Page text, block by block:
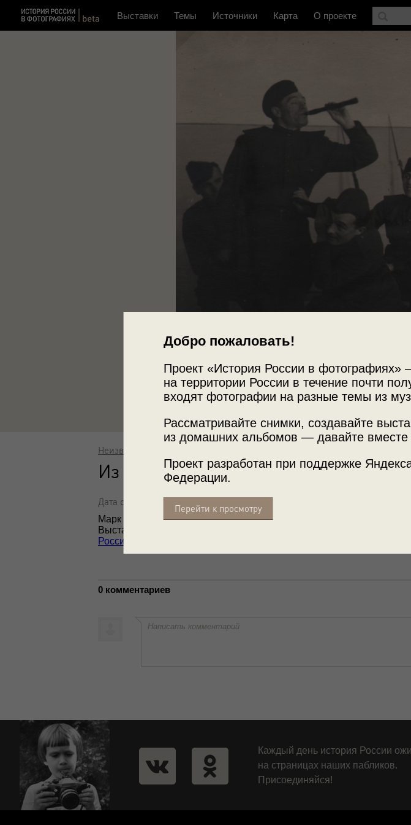
Добро пожаловать!
Проект «История России в
на территории России в течение почти
входят фотографии на разные темы из
Рассматривайте снимки, создавайте
из домашних альбомов — давайте вместе
Проект разработан при поддержке
Федерации.
Перейти к просмотру
Выставки Темы Источники Карта О проекте
Неизвестный автор
Из армейских фото Марка Шехтера
Дата съемки: 1 января 1943 - 9 июля 1945
Марк Моисеевич Шехтер – актер Московского ГОСЕТа.
Выставка
России»
0 комментариев
Написать комментарий
Каждый день история России
на страницах наших пабликов.
Присоединяйся!